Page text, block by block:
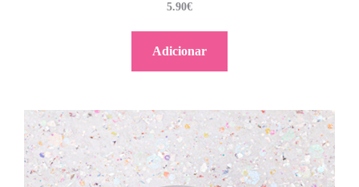
5.90€
Adicionar